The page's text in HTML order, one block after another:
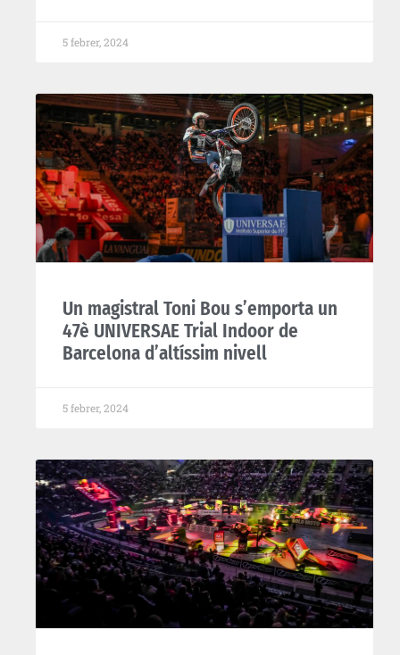
5 febrer, 2024
Un magistral Toni Bou s’emporta un
47è UNIVERSAE Trial Indoor de
Barcelona d’altíssim nivell
5 febrer, 2024